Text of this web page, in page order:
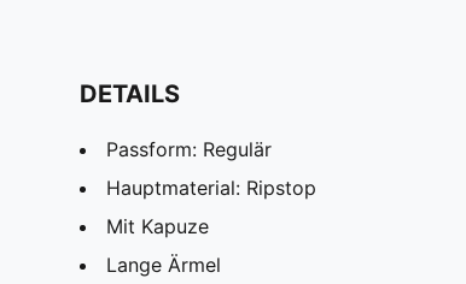
DETAILS
Passform: Regulär
Hauptmaterial: Ripstop
Mit Kapuze
Lange Ärmel